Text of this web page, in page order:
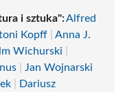
i sztuka":Alfred
Kopff
Anna J.
Wichurski
Jan Wojnarski
Dariusz